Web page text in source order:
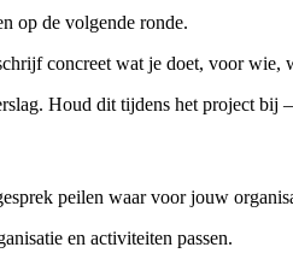
op de volgende ronde.
concreet wat je doet, voor wie,
Houd dit tijdens het project bij
peilen waar voor jouw
en activiteiten passen.